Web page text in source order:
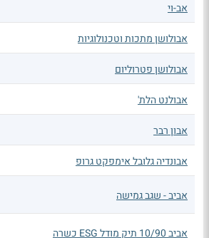
אב-וי
אבולושן מתכות וטכנולוגיות
אבולושן פטרוליום
אבולנט הלת'
אבון רבר
אבונדיה גלובל אימפקט גרופ
אביב - שגב גמישה
אביב 10/90 תיק מודל ESG כשרה